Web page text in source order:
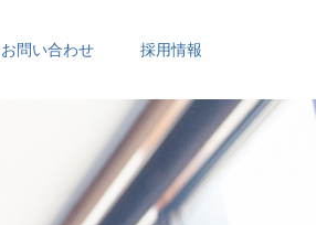
お問い合わせ 採用情報